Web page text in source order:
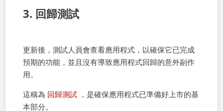
3. 回歸測試
更新後，測試人員會查看應用程式，以確保它已完成
預期的功能，並且沒有導致應用程式回歸的意外副作
用。
這稱為 回歸測試 ，是確保應用程式已準備好上市的基
本部分。